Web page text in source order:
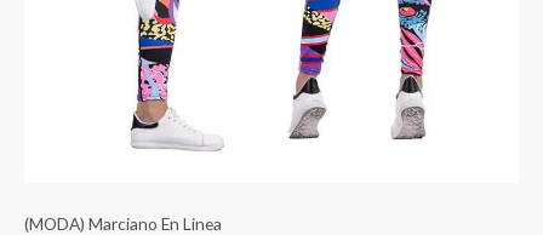
(MODA) Marciano En Linea